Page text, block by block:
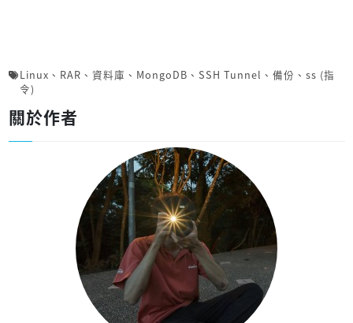
Linux 、 RAR 、 資料庫 、 MongoDB 、 SSH Tunnel 、 備份 、 ss (指
令)
關於作者